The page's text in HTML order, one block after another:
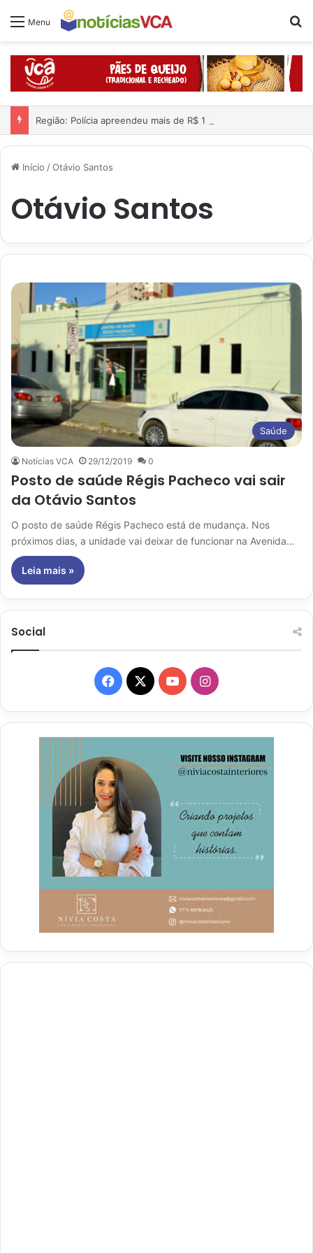
Menu
Início /Otávio Santos
Otávio Santos
Saúde
Notícias VCA 29/12/2019 0
Posto de saúde Régis Pacheco vai sair
da Otávio Santos
O posto de saúde Régis Pacheco está de mudança. Nos
próximos dias, a unidade vai deixar de funcionar na Avenida…
Leia mais »
Social
Facebook
X YouTubeInstagram